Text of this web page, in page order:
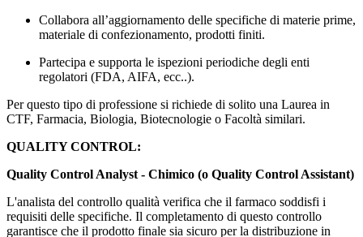
Collabora all’aggiornamento delle specifiche di materie prime,
materiale di confezionamento, prodotti finiti.
Partecipa e supporta le ispezioni periodiche degli enti
regolatori (FDA, AIFA, ecc..).
Per questo tipo di professione si richiede di solito una Laurea in
CTF, Farmacia, Biologia, Biotecnologie o Facoltà similari.
QUALITY CONTROL:
Quality Control Analyst - Chimico (o Quality Control Assistant)
L'analista del controllo qualità verifica che il farmaco soddisfi i
requisiti delle specifiche. Il completamento di questo controllo
garantisce che il prodotto finale sia sicuro per la distribuzione in